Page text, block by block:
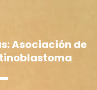
Asociación de